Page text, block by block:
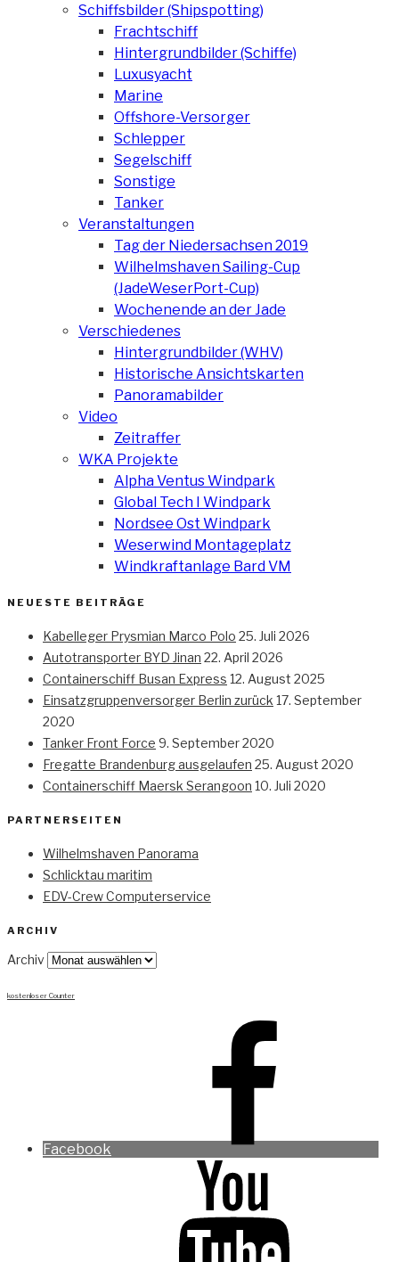
Schiffsbilder (Shipspotting)
Frachtschiff
Hintergrundbilder (Schiffe)
Luxusyacht
Marine
Offshore-Versorger
Schlepper
Segelschiff
Sonstige
Tanker
Veranstaltungen
Tag der Niedersachsen 2019
Wilhelmshaven Sailing-Cup
(JadeWeserPort-Cup)
Wochenende an der Jade
Verschiedenes
Hintergrundbilder (WHV)
Historische Ansichtskarten
Panoramabilder
Video
Zeitraffer
WKA Projekte
Alpha Ventus Windpark
Global Tech I Windpark
Nordsee Ost Windpark
Weserwind Montageplatz
Windkraftanlage Bard VM
NEUESTE BEITRÄGE
Kabelleger Prysmian Marco Polo 25. Juli 2026
Autotransporter BYD Jinan 22. April 2026
Containerschiff Busan Express 12. August 2025
Einsatzgruppenversorger Berlin zurück 17. September
2020
Tanker Front Force 9. September 2020
Fregatte Brandenburg ausgelaufen 25. August 2020
Containerschiff Maersk Serangoon 10. Juli 2020
PARTNERSEITEN
Wilhelmshaven Panorama
Schlicktau maritim
EDV-Crew Computerservice
ARCHIV
Archiv
kostenloser Counter
Facebook